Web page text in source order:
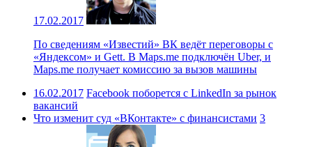
17.02.2017
По сведениям «Известий» ВК ведёт переговоры с
«Яндексом» и Gett. В Maps.me подключён Uber, и
Maps.me получает комиссию за вызов машины
16.02.2017 Facebook поборется с LinkedIn за рынок
вакансий
Что изменит суд «ВКонтакте» с финансистами 3